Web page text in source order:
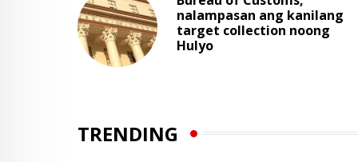
nalampasan ang kanilang
target collection noong
Hulyo
TRENDING